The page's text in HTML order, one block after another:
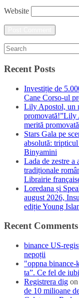
Website
Recent Posts
Investiție de
Cane Corso-ul
Lily Apostol, un
promovată!”Lily
merită
Stars Gala pe
absolută:
Binyamini
Lada de zestre a
tradiționale
Librairie
Loredana și
august 2026,
ediție Young
Recent Comments
binance US-
nepoții
"oppna binance-
ta”. Ce fel de
Registrera dig on
de 10 milioane